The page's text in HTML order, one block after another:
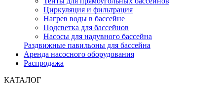
Циркуляция и фильтрация
Нагрев воды в бассейне
Подсветка для бассейнов
Насосы для надувного бассейна
Раздвижные павильоны для бассейна
Аренда насосного оборудования
Распродажа
КАТАЛОГ